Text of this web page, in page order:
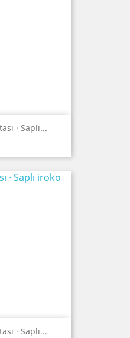
· Saplı...
· Saplı...